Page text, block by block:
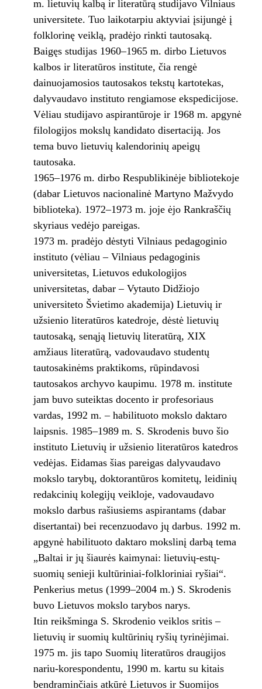
m. lietuvių kalbą ir literatūrą studijavo Vilniaus
universitete. Tuo laikotarpiu aktyviai įsijungė į
folklorinę veiklą, pradėjo rinkti tautosaką.
Baigęs studijas 1960–1965 m. dirbo Lietuvos
kalbos ir literatūros institute, čia rengė
dainuojamosios tautosakos tekstų kartotekas,
dalyvaudavo instituto rengiamose ekspedicijose.
Vėliau studijavo aspirantūroje ir 1968 m. apgynė
filologijos mokslų kandidato disertaciją. Jos
tema buvo lietuvių kalendorinių apeigų
tautosaka.
1965–1976 m. dirbo Respublikinėje bibliotekoje
(dabar Lietuvos nacionalinė Martyno Mažvydo
biblioteka). 1972–1973 m. joje ėjo Rankraščių
skyriaus vedėjo pareigas.
1973 m. pradėjo dėstyti Vilniaus pedagoginio
instituto (vėliau – Vilniaus pedagoginis
universitetas, Lietuvos edukologijos
universitetas, dabar – Vytauto Didžiojo
universiteto Švietimo akademija) Lietuvių ir
užsienio literatūros katedroje, dėstė lietuvių
tautosaką, senąją lietuvių literatūrą, XIX
amžiaus literatūrą, vadovaudavo studentų
tautosakinėms praktikoms, rūpindavosi
tautosakos archyvo kaupimu. 1978 m. institute
jam buvo suteiktas docento ir profesoriaus
vardas, 1992 m. – habilituoto mokslo daktaro
laipsnis. 1985–1989 m. S. Skrodenis buvo šio
instituto Lietuvių ir užsienio literatūros katedros
vedėjas. Eidamas šias pareigas dalyvaudavo
mokslo tarybų, doktorantūros komitetų, leidinių
redakcinių kolegijų veikloje, vadovaudavo
mokslo darbus rašiusiems aspirantams (dabar
disertantai) bei recenzuodavo jų darbus. 1992 m.
apgynė habilituoto daktaro mokslinį darbą tema
„Baltai ir jų šiaurės kaimynai: lietuvių-estų-
suomių senieji kultūriniai-folkloriniai ryšiai“.
Penkerius metus (1999–2004 m.) S. Skrodenis
buvo Lietuvos mokslo tarybos narys.
Itin reikšminga S. Skrodenio veiklos sritis –
lietuvių ir suomių kultūrinių ryšių tyrinėjimai.
1975 m. jis tapo Suomių literatūros draugijos
nariu-korespondentu, 1990 m. kartu su kitais
bendraminčiais atkūrė Lietuvos ir Suomijos